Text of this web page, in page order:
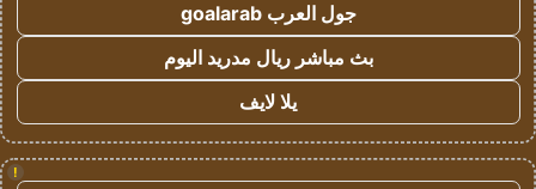
جول العرب goalarab
بث مباشر ريال مدريد اليوم
يلا لايف
!